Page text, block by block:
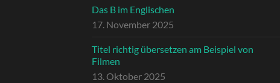
Das B im Englischen
17. November 2025
Titel richtig übersetzen am Beispiel von
Filmen
13. Oktober 2025